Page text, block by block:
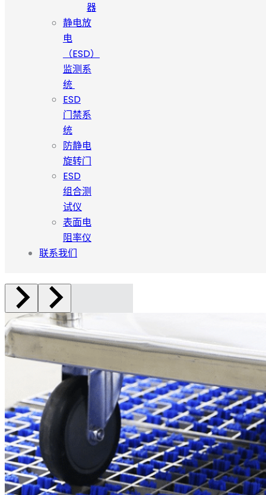
器
静电放
电
（ESD）
监测系
统
ESD
门禁系
统
防静电
旋转门
ESD
组合测
试仪
表面电
阻率仪
联系我们